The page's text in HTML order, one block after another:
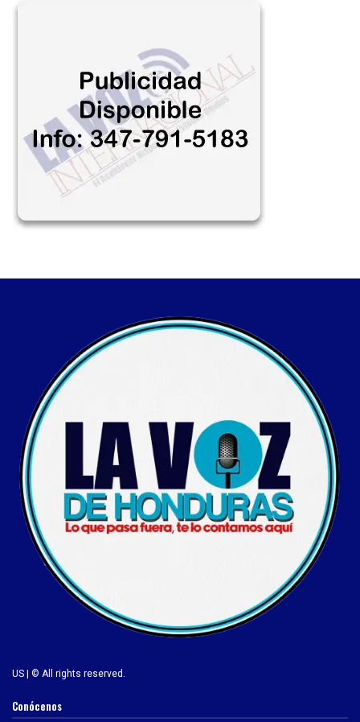
US | © All rights reserved.
Conócenos